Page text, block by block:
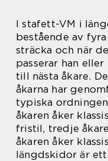
I stafett-VM i
bestående av
sträcka och när
passerar han
till nästa åkare.
åkarna har
typiska
åkaren åker
fristil, tredje
åkaren åker
längdskidor är ett